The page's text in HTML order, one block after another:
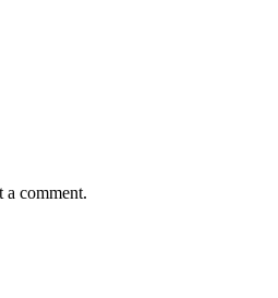
a comment.